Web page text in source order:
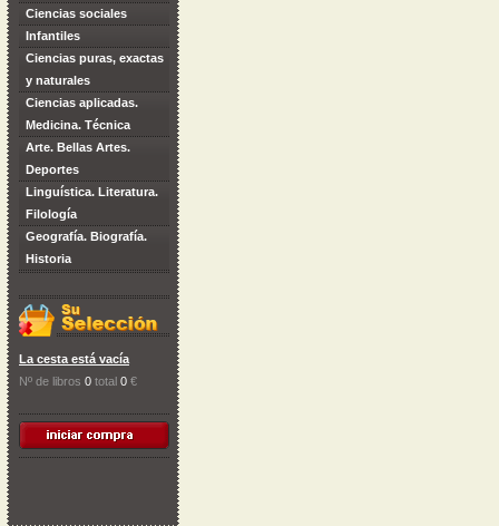
Ciencias sociales
Infantiles
Ciencias puras, exactas
y naturales
Ciencias aplicadas.
Medicina. Técnica
Arte. Bellas Artes.
Deportes
Linguística. Literatura.
Filología
Geografía. Biografía.
Historia
La cesta está vacía
Nº de libros 0 total 0 €